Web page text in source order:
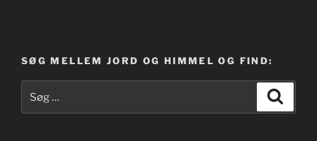
SØG MELLEM JORD OG HIMMEL OG FIND:
efter: